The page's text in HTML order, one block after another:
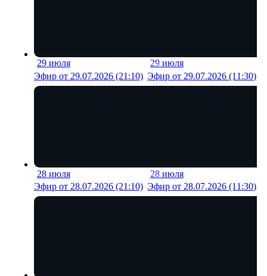
29 июля
18 мин
Эфир от 29.07.2026 (21:10)
29 июля
Эфир от 29.07.2026 (11:30)
28 июля
18 мин
Эфир от 28.07.2026 (21:10)
28 июля
Эфир от 28.07.2026 (11:30)